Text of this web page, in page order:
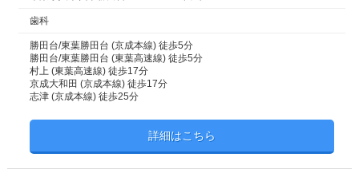
歯科
勝田台/東葉勝田台 (京成本線) 徒歩5分
勝田台/東葉勝田台 (東葉高速線) 徒歩5分
村上 (東葉高速線) 徒歩17分
京成大和田 (京成本線) 徒歩17分
志津 (京成本線) 徒歩25分
詳細はこちら